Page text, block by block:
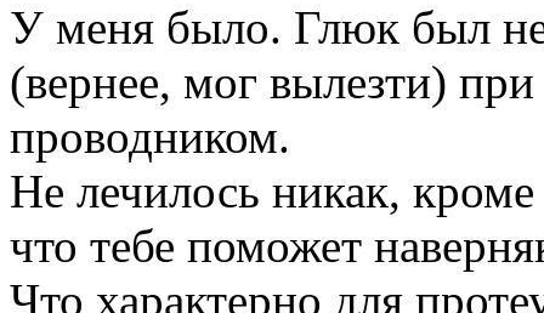
У меня было. Глюк был
(вернее, мог вылезти)
проводником.
Не лечилось никак,
что тебе поможет
Что характерно для